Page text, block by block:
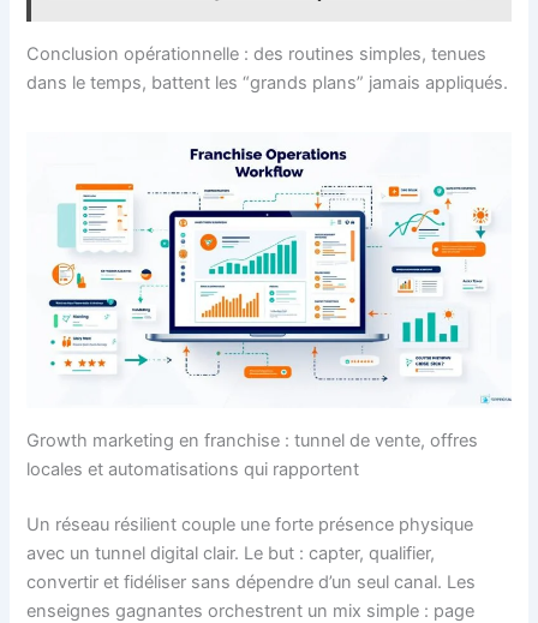
Conclusion opérationnelle : des routines simples, tenues
dans le temps, battent les “grands plans” jamais appliqués.
Growth marketing en franchise : tunnel de vente, offres
locales et automatisations qui rapportent
Un réseau résilient couple une forte présence physique
avec un tunnel digital clair. Le but : capter, qualifier,
convertir et fidéliser sans dépendre d’un seul canal. Les
enseignes gagnantes orchestrent un mix simple : page